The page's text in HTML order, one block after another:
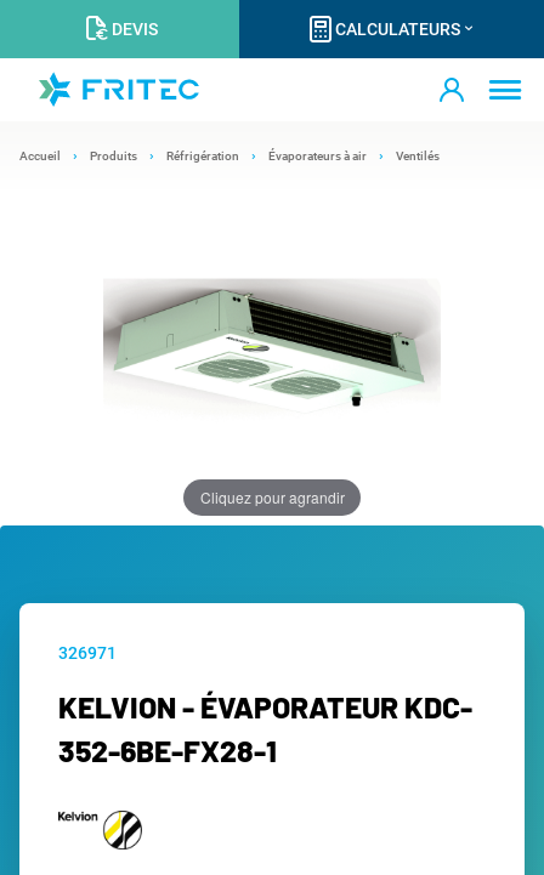
DEVIS CALCULATEURS
Accueil Produits Réfrigération Évaporateurs à air Ventilés
Cliquez pour agrandir
326971
KELVION - ÉVAPORATEUR KDC-
352-6BE-FX28-1